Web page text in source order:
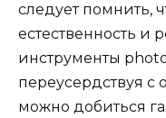
следует помнить,
естественность и
инструменты
переусердствуя с
можно добиться